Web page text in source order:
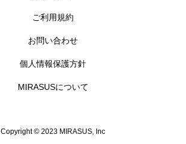
ご利用規約
お問い合わせ
個人情報保護方針
MIRASUSについて
Copyright © 2023 MIRASUS, Inc